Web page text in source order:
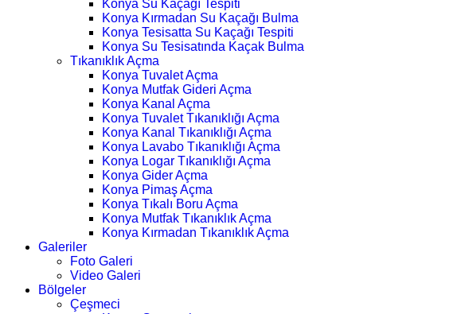
Konya Su Kaçağı Tespiti
Konya Kırmadan Su Kaçağı Bulma
Konya Tesisatta Su Kaçağı Tespiti
Konya Su Tesisatında Kaçak Bulma
Tıkanıklık Açma
Konya Tuvalet Açma
Konya Mutfak Gideri Açma
Konya Kanal Açma
Konya Tuvalet Tıkanıklığı Açma
Konya Kanal Tıkanıklığı Açma
Konya Lavabo Tıkanıklığı Açma
Konya Logar Tıkanıklığı Açma
Konya Gider Açma
Konya Pimaş Açma
Konya Tıkalı Boru Açma
Konya Mutfak Tıkanıklık Açma
Konya Kırmadan Tıkanıklık Açma
Galeriler
Foto Galeri
Video Galeri
Bölgeler
Çeşmeci